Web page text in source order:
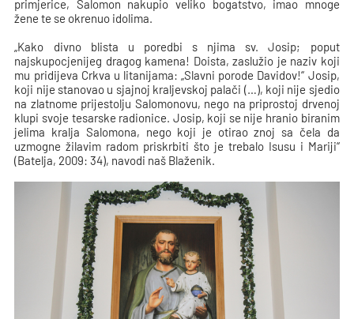
primjerice, Salomon nakupio veliko bogatstvo, imao mnoge
žene te se okrenuo idolima.
„Kako divno blista u poredbi s njima sv. Josip; poput
najskupocjenijeg dragog kamena! Doista, zaslužio je naziv koji
mu pridijeva Crkva u litanijama: „Slavni porode Davidov!“ Josip,
koji nije stanovao u sjajnoj kraljevskoj palači (…), koji nije sjedio
na zlatnome prijestolju Salomonovu, nego na priprostoj drvenoj
klupi svoje tesarske radionice. Josip, koji se nije hranio biranim
jelima kralja Salomona, nego koji je otirao znoj sa čela da
uzmogne žilavim radom priskrbiti što je trebalo Isusu i Mariji“
(Batelja, 2009: 34), navodi naš Blaženik.